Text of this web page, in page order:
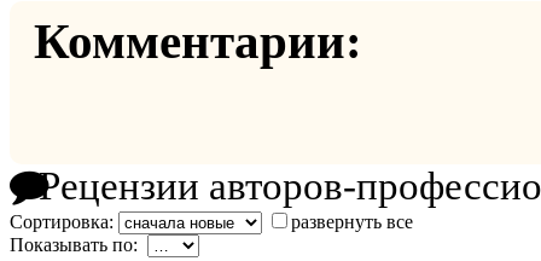
Комментарии:
Рецензии авторов-
Сортировка:
развернуть все
Показывать по: